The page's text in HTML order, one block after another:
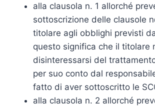
alla clausola n. 1 allorché
sottoscrizione delle clausole
titolare agli obblighi previsti
questo significa che il titolare
disinteressarsi del
per suo conto dal
fatto di aver sottoscritto le
alla clausola n. 2 allorché